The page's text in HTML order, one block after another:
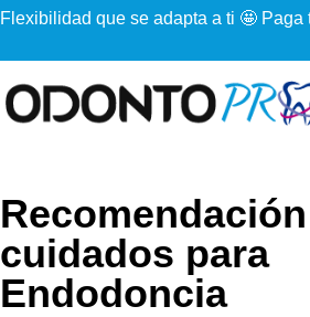
Flexibilidad que se adapta a ti 🤩 Paga
cuidados para
Endodoncia